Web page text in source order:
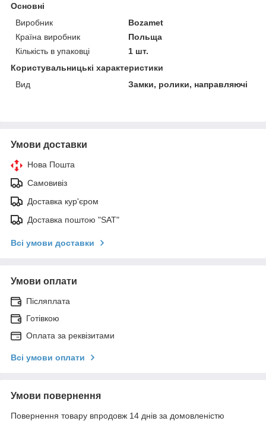
Основні
Виробник
Bozamet
Країна виробник
Польща
Кількість в упаковці
1 шт.
Користувальницькі характеристики
Вид
Замки, ролики, направляючі
Умови доставки
Нова Пошта
Самовивіз
Доставка кур'єром
Доставка поштою "SAT"
Всі умови доставки
Умови оплати
Післяплата
Готівкою
Оплата за реквізитами
Всі умови оплати
Умови повернення
Повернення товару впродовж 14 днів за домовленістю